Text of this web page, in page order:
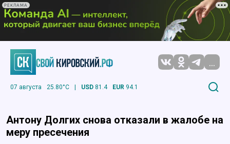
РЕКЛАМА
...
07 августа 25.80°C | USD 81.4 EUR 94.1
Антону Долгих снова отказали в жалобе на
меру пресечения